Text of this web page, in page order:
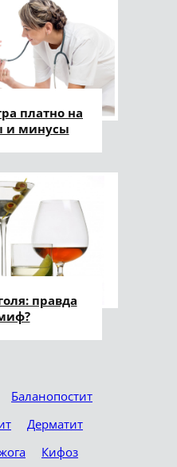
платно на
и минусы
правда
Баланопостит
Дерматит
Кифоз